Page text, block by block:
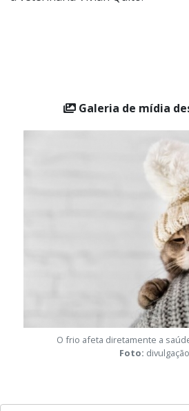
inverno com maior tranquilidade e
Galeria de mídia